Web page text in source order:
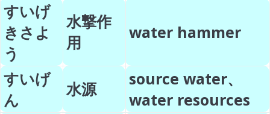
すいげ
きさよ
う
水撃作
用
water hammer
すいげ
ん
水源
source water、
water resources